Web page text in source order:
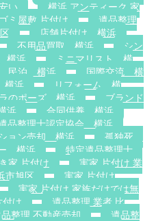
い
横浜 アンティーク 家
ミ屋敷 片付け
遺品整理
店舗片付け 横浜
不用品買取 横浜
シン
横浜
ミニマリスト 横
民泊 横浜
国際交流 横
浜
リフォーム 横
のポーズ 横浜
ブランド
浜
合同供養 横浜
品整理士認定協会 横浜
ョン売却 横浜
孤独死
ー 横浜
特定遺品整理士
家 片付け
実家 片付け 業
市旭区
実家 片付け
実家 片付け 家族だけでは無
付け
遺品整理 業者 比
整理 不動産売却
遺品整